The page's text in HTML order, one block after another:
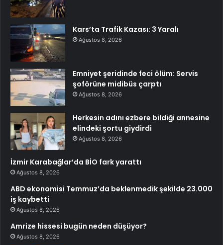
Kars’ta Trafik Kazası: 3 Yaralı
Ağustos 8, 2026
Emniyet şeridinde feci ölüm: Servis
şoförüne midibüs çarptı
Ağustos 8, 2026
Herkesin adını ezbere bildiği annesine
elindeki şortu giydirdi
Ağustos 8, 2026
İzmir Karabağlar’da BİO fark yarattı
Ağustos 8, 2026
ABD ekonomisi Temmuz’da beklenmedik şekilde 23.000
iş kaybetti
Ağustos 8, 2026
Amrize hissesi bugün neden düşüyor?
Ağustos 8, 2026